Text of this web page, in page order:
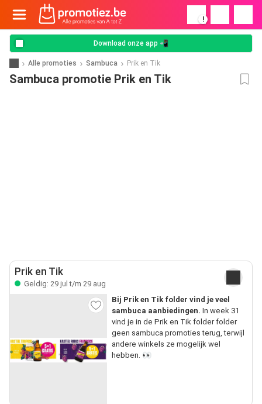
!
Download onze app 📲
Alle promoties Sambuca Prik en Tik
Sambuca promotie Prik en Tik
Prik en Tik
Geldig: 29 jul t/m 29 aug
Bij Prik en Tik folder vind je veel
sambuca aanbiedingen. In week 31
vind je in de Prik en Tik folder folder
geen sambuca promoties terug, terwijl
andere winkels ze mogelijk wel
hebben. 👀